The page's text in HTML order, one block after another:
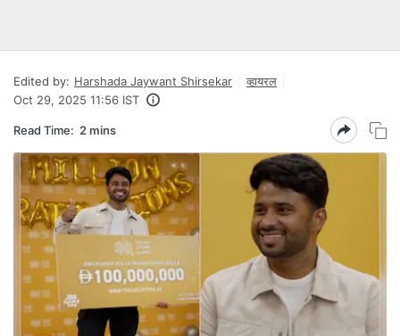
Edited by: Harshada Jaywant Shirsekar
व्हायरल
Oct 29, 2025 11:56 IST
Read Time: 2 mins